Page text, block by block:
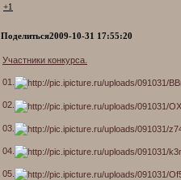
+1
Поделиться2009-10-31 17:55:20
Участники конкурса.
01.
02.
03.
04.
05.